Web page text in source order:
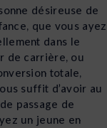
désireuse de
que vous ayez
dans le
de carrière, ou
totale,
suffit d’avoir au
passage de
un jeune en